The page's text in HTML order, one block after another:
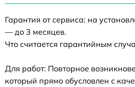
Гарантия от сервиса: на
— до 3 месяцев.
Что считается гарантийным
Для работ: Повторное
который прямо обусловлен с